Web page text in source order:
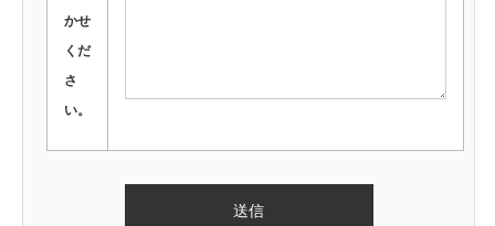
かせ
くだ
さ
い。